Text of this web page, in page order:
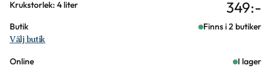
Varianter
Krukstorlek: 4 liter 349:-
Butik Finns i 2 butiker
Välj butik
Online I lager